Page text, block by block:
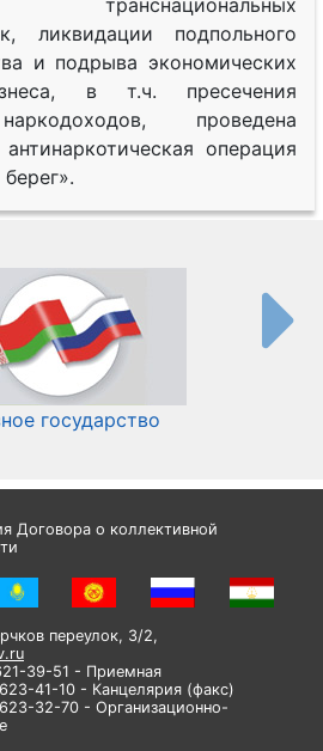
транснациональных
ликвидации подпольного
и подрыва экономических
в т.ч. пресечения
проведена
операция
государство
Договора о коллективной
переулок, 3/2,
39-51 - Приемная
41-10 - Канцелярия (факс)
70 - Организационно-